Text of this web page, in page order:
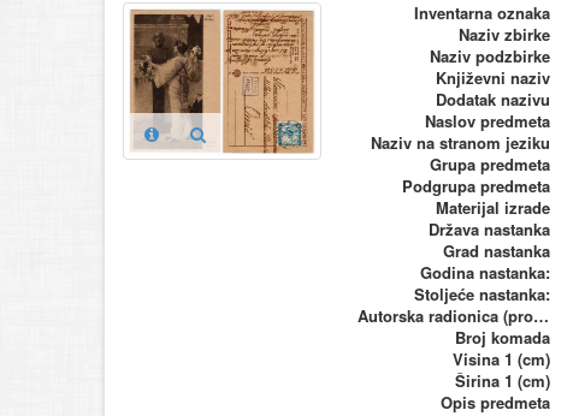
Inventarna oznaka
Naziv zbirke
Naziv podzbirke
Književni naziv
Dodatak nazivu
Naslov predmeta
Naziv na stranom jeziku
Grupa predmeta
Podgrupa predmeta
Materijal izrade
Država nastanka
Grad nastanka
Godina nastanka:
Stoljeće nastanka:
Autorska radionica (proizvođač)
Broj komada
Visina 1 (cm)
Širina 1 (cm)
Opis predmeta